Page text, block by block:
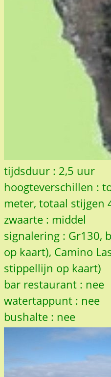
tijdsduur : 2,5 uur
hoogteverschillen :
meter, totaal stijgen
zwaarte : middel
signalering : Gr130,
op kaart), Camino
stippellijn op kaart)
bar restaurant : nee
watertappunt : nee
bushalte : nee